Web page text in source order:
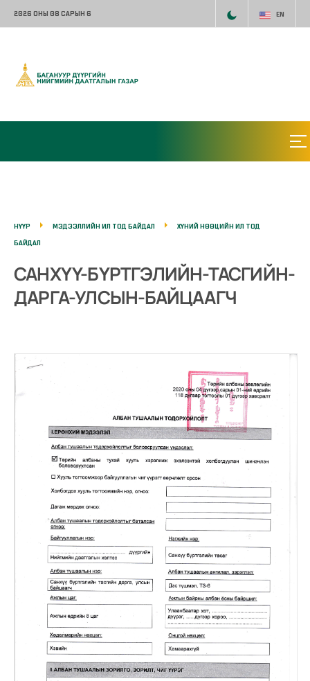
2026 ОНЫ 08 САРЫН 6 EN
НҮҮР МЭДЭЭЛЛИЙН ИЛ ТОД БАЙДАЛ
ХҮНИЙ НӨӨЦИЙН ИЛ ТОД
БАЙДАЛ
САНХҮҮ-БҮРТГЭЛИЙН-ТАСГИЙН-
ДАРГА-УЛСЫН-БАЙЦААГЧ